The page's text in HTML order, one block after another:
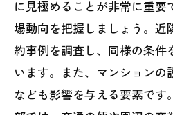
に見極めることが非常に重
場動向を把握しましょう。
約事例を調査し、同様の条件
います。また、マンション
なども影響を与える要素で